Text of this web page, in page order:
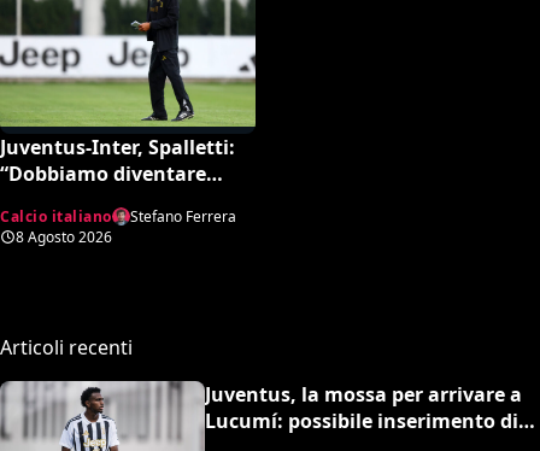
Juventus-Inter, Spalletti:
“Dobbiamo diventare
Cose che possono
capitare”
Calcio italiano
Stefano Ferrera
8 Agosto 2026
Articoli recenti
Juventus, la mossa per arrivare a
Lucumí: possibile inserimento di